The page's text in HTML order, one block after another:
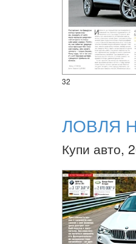
32
ЛОВЛЯ
Купи авто,